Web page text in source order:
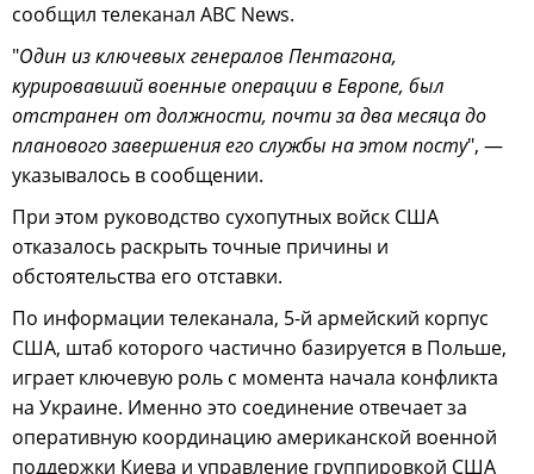
сообщил телеканал ABC News.
"Один из ключевых генералов Пентагона,
курировавший военные операции в Европе, был
отстранен от должности, почти за два месяца до
планового завершения его службы на этом посту", —
указывалось в сообщении.
При этом руководство сухопутных войск США
отказалось раскрыть точные причины и
обстоятельства его отставки.
По информации телеканала, 5-й армейский корпус
США, штаб которого частично базируется в Польше,
играет ключевую роль с момента начала конфликта
на Украине. Именно это соединение отвечает за
оперативную координацию американской военной
поддержки Киева и управление группировкой США